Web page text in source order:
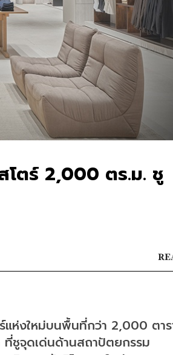
โตร์ 2,000 ตร.ม. ชู
แห่งใหม่บนพื้นที่กว่า 2,000 ตา
ที่ชูจุดเด่นด้านสถาปัตยกรรม